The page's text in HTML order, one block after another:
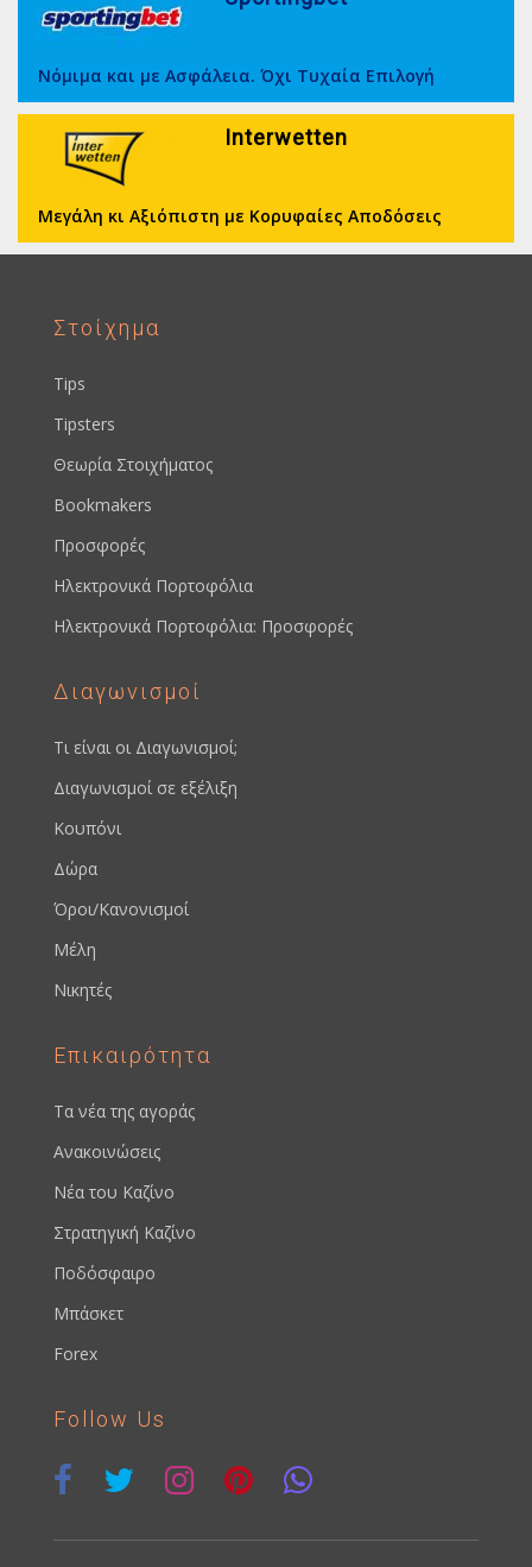
Νόμιμα και με Ασφάλεια. Όχι Τυχαία Επιλογή
Interwetten
Μεγάλη κι Αξιόπιστη με Κορυφαίες Αποδόσεις
Στοίχημα
Tips
Tipsters
Θεωρία Στοιχήματος
Bookmakers
Προσφορές
Ηλεκτρονικά Πορτοφόλια
Ηλεκτρονικά Πορτοφόλια: Προσφορές
Διαγωνισμοί
Τι είναι οι Διαγωνισμοί;
Διαγωνισμοί σε εξέλιξη
Κουπόνι
Δώρα
Όροι/Κανονισμοί
Μέλη
Νικητές
Επικαιρότητα
Τα νέα της αγοράς
Ανακοινώσεις
Νέα του Καζίνο
Στρατηγική Καζίνο
Ποδόσφαιρο
Μπάσκετ
Forex
Follow Us